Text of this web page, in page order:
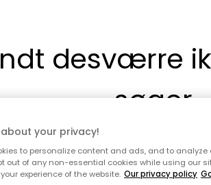
desværre
søger
at siden ikke længere findes eller
du prøve en ny søgning eller besøge
your privacy!
to personalize content and ads, and to
out of any non-essential cookies while using our
experience of the website. Our privacy policy